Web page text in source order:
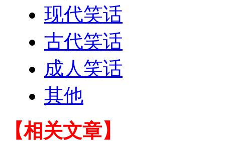
现代笑话
古代笑话
成人笑话
其他
【相关文章】